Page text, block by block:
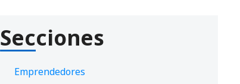
Secciones
Emprendedores